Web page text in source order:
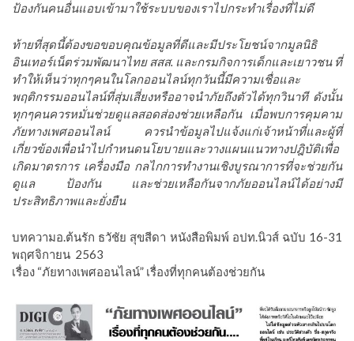
ป้องกันคนอื่นแอบเข้ามาใช้ระบบของเราไปกระทําเรื่องที่ไม่ดี
ท้ายที่สุดนี้ต้องขอขอบคุณข้อมูลที่ดีและมีประโยชน์จากมูลนิธิ
อินเทอร์เน็ตร่วมพัฒนาไทย สสส. และกรมกิจการเด็กและเยาวชน ที่
ทำให้เห็นว่าทุกๆคนในโลกออนไลน์ทุกวันนี้มีความเชื่อและ
พฤติกรรมออนไลน์ที่สุ่มเสี่ยงหรืออาจนำภัยถึงตัวได้ทุกวินาที ดังนั้น
ทุกๆคนควรหมั่นช่วยดูแลสอดส่องช่วยเหลือกัน เมื่อพบการคุมคาม
ภัยทางเพศออนไลน์ ควรนำข้อมูลไปแจ้งแก่เจ้าหน้าที่และผู้ที่
เกี่ยวข้องเพื่อนำไปกำหนดนโยบายและวางแผนแนวทางปฎิบัติเพื่อ
เกิดมาตรการ เครื่องมือ กลไกการทำงานเชิงบูรณาการที่จะช่วยกัน
ดูแล ป้องกัน และช่วยเหลือกันจากภัยออนไลน์ได้อย่างมี
ประสิทธิภาพและยั่งยืน
บทความอ.ต้นรัก ธวัชัย สุขสีดา หนังสือพิมพ์ อปท.นิวส์ ฉบับ 16-31
พฤศจิกายน 2563
เรื่อง “ภัยทางเพศออนไลน์” เรื่องที่ทุกคนต้องช่วยกัน